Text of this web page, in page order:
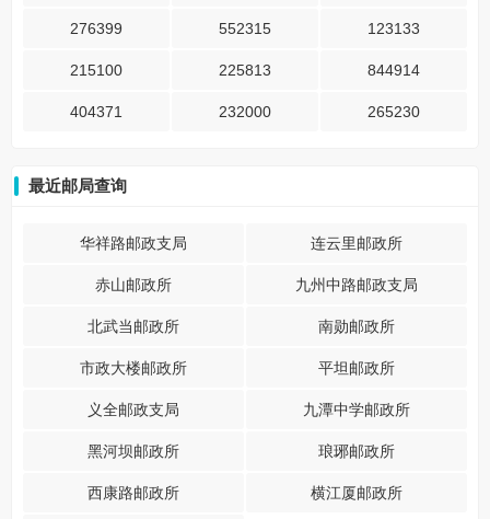
276399 552315 123133
215100 225813 844914
404371 232000 265230
最近邮局查询
华祥路邮政支局 连云里邮政所
赤山邮政所 九州中路邮政支局
北武当邮政所 南勋邮政所
市政大楼邮政所 平坦邮政所
义全邮政支局 九潭中学邮政所
黑河坝邮政所 琅琊邮政所
西康路邮政所 横江厦邮政所